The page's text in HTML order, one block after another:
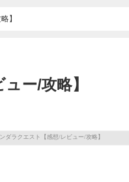
】
ー/攻略】